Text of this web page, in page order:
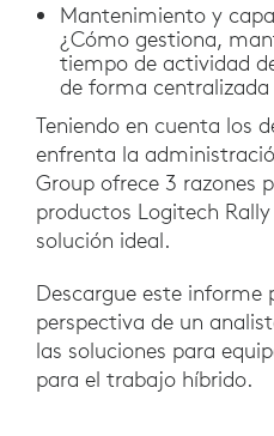
Mantenimiento y
¿Cómo gestiona,
tiempo de actividad
de forma
Teniendo en cuenta los
enfrenta la
Group ofrece 3 razones
productos Logitech
solución ideal.
Descargue este informe
perspectiva de un
las soluciones para
para el trabajo híbrido.